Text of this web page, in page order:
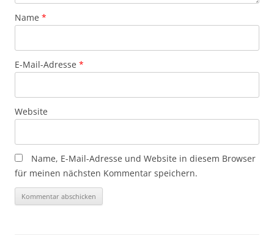
Name *
E-Mail-Adresse *
Website
Name, E-Mail-Adresse und Website in diesem Browser
für meinen nächsten Kommentar speichern.